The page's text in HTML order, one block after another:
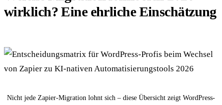
wirklich? Eine ehrliche Einschätzung
Nicht jede Zapier-Migration lohnt sich – diese Übersicht zeigt WordPress-